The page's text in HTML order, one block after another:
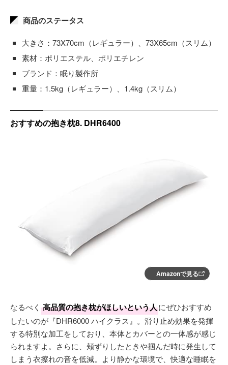
商品のステータス
大きさ：73X70cm（レギュラー）、73X65cm（スリム）
素材：ポリエステル、ポリエチレン
ブランド：眠り製作所
重量：1.5kg（レギュラー）、1.4kg（スリム）
おすすめの抱き枕8. DHR6400
Amazonで見る
なるべく 高品質の抱き枕がほしいという人にぜひおすすめ
したいのが『DHR6000 ハイクラス』。滑り止め効果を発揮
する特別な加工をしており、本体とカバーとの一体感が感じ
られますよ。さらに、頬ずりしたときや掴んだ時に発生して
しまう衣擦れの音を低減。より静かな環境で、快適な睡眠を